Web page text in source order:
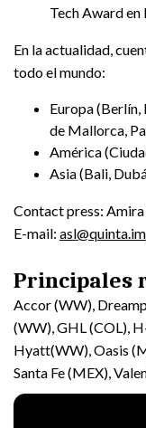
Tech Award
En la actualidad,
todo el mundo:
Europa (Berlín,
de Mallorca,
América
Asia (Bali,
Contact press: Amira
E-mail: asl@quinta.im
Principales
Accor (WW),
(WW), GHL (COL),
Hyatt(WW), Oasis
Santa Fe (MEX),